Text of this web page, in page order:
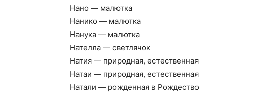
Нано — малютка
Нанико — малютка
Нанука — малютка
Нателла — светлячок
Натия — природная, естественная
Натаи — природная, естественная
Натали — рожденная в Рождество